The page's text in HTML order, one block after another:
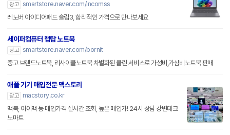
광고 smartstore.naver.com/incomss
레노버 아이디어패드 슬림3, 합리적인 가격으로 만나보세요
세이퍼컴퓨터 랩탑 노트북
광고 smartstore.naver.com/bornit
중고 브랜드노트북, 리사이클노트북 차별화된 클린 서비스로 가성비,가심비노트북 판매
애플 기기 매입전문 맥스토리
광고
macstory.co.kr
맥북, 아이맥 등 매입가격 실시간 조회, 높은 매입가! 24시 상담 강변테크
노마트